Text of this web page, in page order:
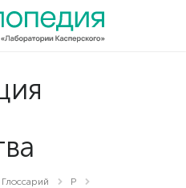
Глоссарий
Р